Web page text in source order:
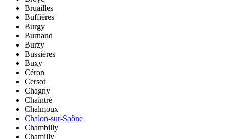
Bruailles
Buffières
Burgy
Burnand
Burzy
Bussières
Buxy
Céron
Cersot
Chagny
Chaintré
Chalmoux
Chalon-sur-Saône
Chambilly
Chamilly